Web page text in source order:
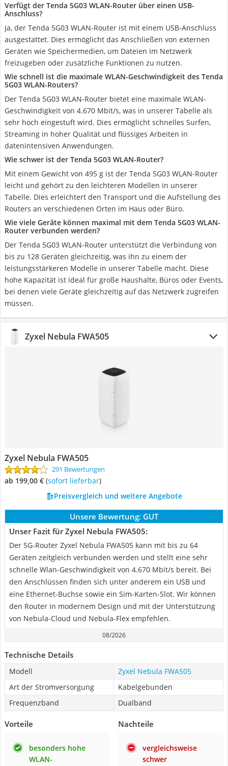
Verfügt der Tenda 5G03 WLAN-Router über einen USB-
Anschluss?
Ja, der Tenda 5G03 WLAN-Router ist mit einem USB-Anschluss
ausgestattet. Dies ermöglicht das Anschließen von externen
Geräten wie Speichermedien, um Dateien im Netzwerk
freizugeben oder zusätzliche Funktionen zu nutzen.
Wie schnell ist die maximale WLAN-Geschwindigkeit des Tenda
5G03 WLAN-Routers?
Der Tenda 5G03 WLAN-Router bietet eine maximale WLAN-
Geschwindigkeit von 4.670 Mbit/s, was in unserer Tabelle als
sehr hoch eingestuft wird. Dies ermöglicht schnelles Surfen,
Streaming in hoher Qualität und flüssiges Arbeiten in
datenintensiven Anwendungen.
Wie schwer ist der Tenda 5G03 WLAN-Router?
Mit einem Gewicht von 495 g ist der Tenda 5G03 WLAN-Router
leicht und gehört zu den leichteren Modellen in unserer
Tabelle. Dies erleichtert den Transport und die Aufstellung des
Routers an verschiedenen Orten im Haus oder Büro.
Wie viele Geräte können maximal mit dem Tenda 5G03 WLAN-
Router verbunden werden?
Der Tenda 5G03 WLAN-Router unterstützt die Verbindung von
bis zu 128 Geräten gleichzeitig, was ihn zu einem der
leistungsstärkeren Modelle in unserer Tabelle macht. Diese
hohe Kapazität ist ideal für große Haushalte, Büros oder Events,
bei denen viele Geräte gleichzeitig auf das Netzwerk zugreifen
müssen.
Zyxel Nebula FWA505
Zyxel Nebula FWA505
291 Bewertungen
ab 199,00 € ( Sofort lieferbar)
Preisvergleich und weitere Angebote
Unsere Bewertung: GUT
Unser Fazit für Zyxel Nebula FWA505:
Der 5G-Router Zyxel Nebula FWA505 kann mit bis zu 64
Geräten zeitgleich verbunden werden und stellt eine sehr
schnelle Wlan-Geschwindigkeit von 4.670 Mbit/s bereit. Bei
den Anschlüssen finden sich unter anderem ein USB und
eine Ethernet-Buchse sowie ein Sim-Karten-Slot. Wir können
den Router in modernem Design und mit der Unterstützung
von Nebula-Cloud und Nebula-Flex empfehlen.
08/2026
Technische Details
Modell
Zyxel Nebula FWA505
Art der Stromversorgung
Kabelgebunden
Frequenzband
Dualband
Vorteile
besonders hohe
WLAN-
Nachteile
vergleichsweise
schwer